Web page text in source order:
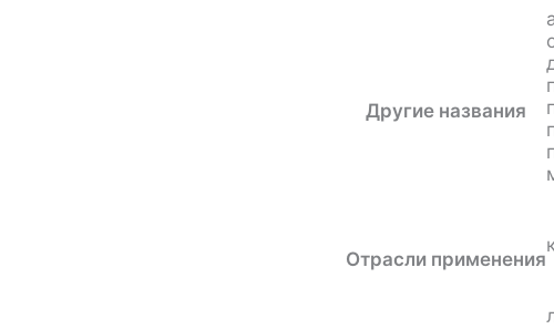
Другие названия
Отрасли применения